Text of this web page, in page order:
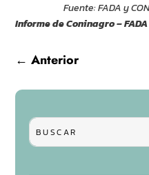
Fuente: FADA y
Informe de Coninagro – FADA
←Anterior